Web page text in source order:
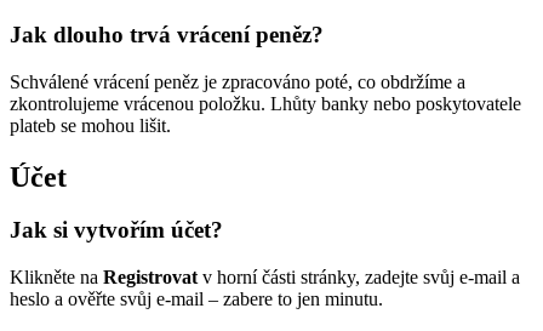
Jak dlouho trvá vrácení peněz?
Schválené vrácení peněz je zpracováno poté, co obdržíme a
zkontrolujeme vrácenou položku. Lhůty banky nebo poskytovatele
plateb se mohou lišit.
Účet
Jak si vytvořím účet?
Klikněte na Registrovat v horní části stránky, zadejte svůj e-mail a
heslo a ověřte svůj e-mail – zabere to jen minutu.